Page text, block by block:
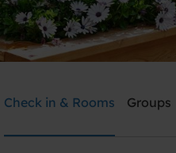
Need help? Ring:+45 4022 4199
Check in & Rooms Groups